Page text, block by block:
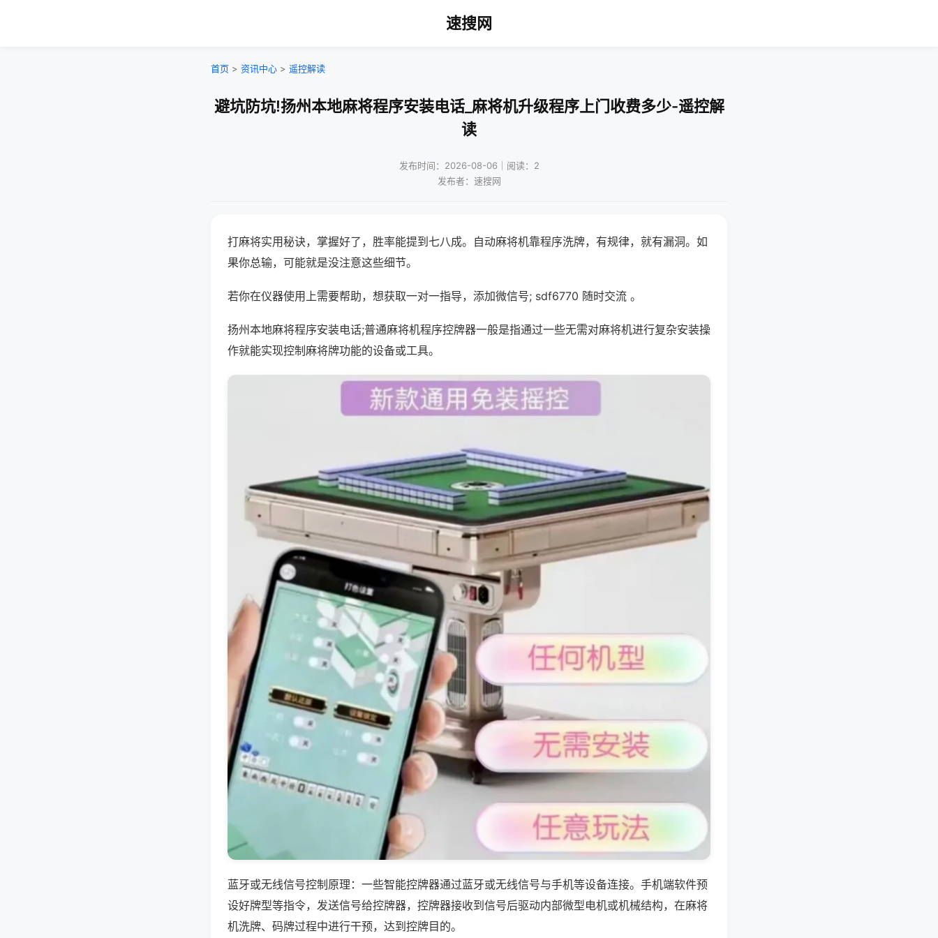
速搜网
首页 > 资讯中心 > 遥控解读
避坑防坑!扬州本地麻将程序安装电话_麻将机升级程序上门收费多少-遥控解
读
发布时间：2026-08-06｜阅读：2
发布者：速搜网
打麻将实用秘诀，掌握好了，胜率能提到七八成。自动麻将机靠程序洗牌，有规律，就有漏洞。如
果你总输，可能就是没注意这些细节。
若你在仪器使用上需要帮助，想获取一对一指导，添加微信号; sdf6770 随时交流 。
扬州本地麻将程序安装电话;普通麻将机程序控牌器一般是指通过一些无需对麻将机进行复杂安装操
作就能实现控制麻将牌功能的设备或工具。
蓝牙或无线信号控制原理：一些智能控牌器通过蓝牙或无线信号与手机等设备连接。手机端软件预
设好牌型等指令，发送信号给控牌器，控牌器接收到信号后驱动内部微型电机或机械结构，在麻将
机洗牌、码牌过程中进行干预，达到控牌目的。